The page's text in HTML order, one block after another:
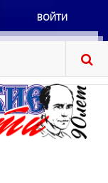
ВОЙТИ